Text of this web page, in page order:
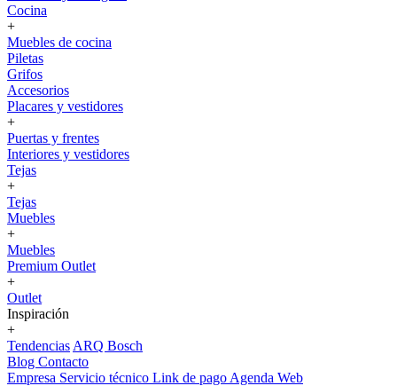
Cocina
+
Muebles de cocina
Piletas
Grifos
Accesorios
Placares y vestidores
+
Puertas y frentes
Interiores y vestidores
Tejas
+
Tejas
Muebles
+
Muebles
Premium Outlet
+
Outlet
Inspiración
+
Tendencias ARQ Bosch
Blog Contacto
Empresa Servicio técnico Link de pago Agenda Web